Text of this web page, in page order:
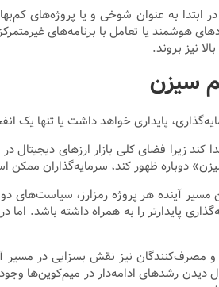
به عنوان شوخی و یا پروژه‌های
نیز بروند.
سیزن
پایداری خواهد داشت یا تنها
کند زیرا فضای کلی بازار ارزهای
دوباره ظهور کند، سرمایه‌گذاران
آینده هر پروژه رمزارز، سیاست‌های
پایدارتر را به همراه داشته باشد.
و مصرف‌کنندگان نیز نقش بسزایی در
رشدهای ادامه‌دار در میم‌کوین‌ها